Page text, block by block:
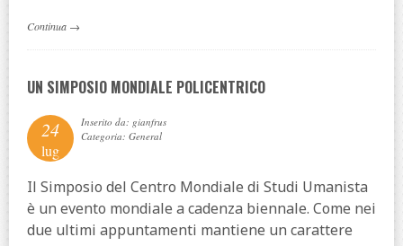
Continua →
UN SIMPOSIO MONDIALE POLICENTRICO
24
lug
Inserito da: gianfrus
Categoria: General
Il Simposio del Centro Mondiale di Studi Umanista
è un evento mondiale a cadenza biennale. Come nei
due ultimi appuntamenti mantiene un carattere